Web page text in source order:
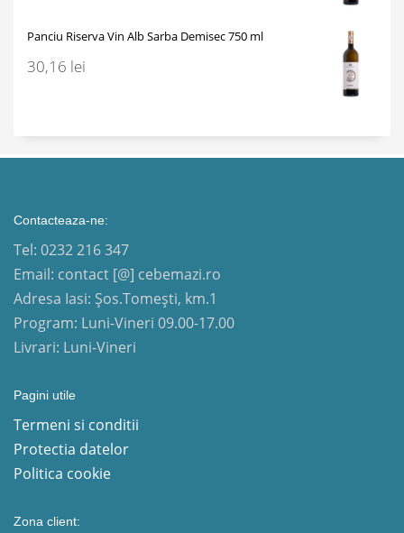
Panciu Riserva Vin Alb Sarba Demisec 750 ml
30,16 lei
Contacteaza-ne:
Tel: 0232 216 347
Email: contact [@] cebemazi.ro
Adresa Iasi: Șos.Tomești, km.1
Program: Luni-Vineri 09.00-17.00
Livrari: Luni-Vineri
Pagini utile
Termeni si conditii
Protectia datelor
Politica cookie
Zona client: